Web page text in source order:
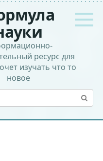
ресурс для
изучать что то
новое